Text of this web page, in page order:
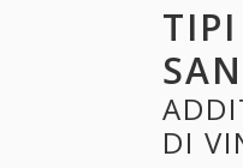
DI